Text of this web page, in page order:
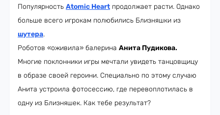
Популярность Atomic Heart продолжает расти. Однако
больше всего игрокам полюбились Близняшки из
шутера.
Роботов «оживила» балерина Анита Пудикова.
Многие поклонники игры мечтали увидеть танцовщицу
в образе своей героини. Специально по этому случаю
Анита устроила фотосессию, где перевоплотилась в
одну из Близняшек. Как тебе результат?